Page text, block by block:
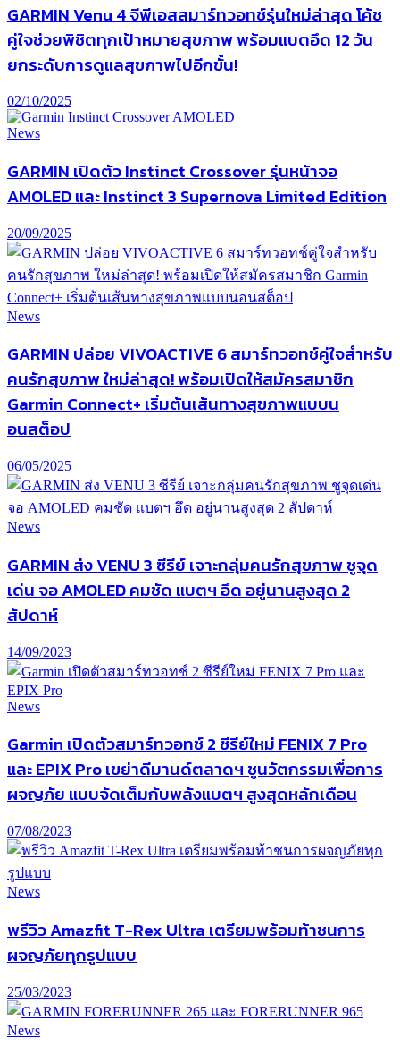
GARMIN Venu 4 จีพีเอสสมาร์ทวอทช์รุ่นใหม่ล่าสุด โค้ช
คู่ใจช่วยพิชิตทุกเป้าหมายสุขภาพ พร้อมแบตอึด 12 วัน
ยกระดับการดูแลสุขภาพไปอีกขั้น!
02/10/2025
News
GARMIN เปิดตัว Instinct Crossover รุ่นหน้าจอ
AMOLED และ Instinct 3 Supernova Limited Edition
20/09/2025
News
GARMIN ปล่อย VIVOACTIVE 6 สมาร์ทวอทช์คู่ใจสำหรับ
คนรักสุขภาพ ใหม่ล่าสุด! พร้อมเปิดให้สมัครสมาชิก
Garmin Connect+ เริ่มต้นเส้นทางสุขภาพแบบน
อนสต็อป
06/05/2025
News
GARMIN ส่ง VENU 3 ซีรีย์ เจาะกลุ่มคนรักสุขภาพ ชูจุด
เด่น จอ AMOLED คมชัด แบตฯ อึด อยู่นานสูงสุด 2
สัปดาห์
14/09/2023
News
Garmin เปิดตัวสมาร์ทวอทช์ 2 ซีรีย์ใหม่ FENIX 7 Pro
และ EPIX Pro เขย่าดีมานด์ตลาดฯ ชูนวัตกรรมเพื่อการ
ผจญภัย แบบจัดเต็มกับพลังแบตฯ สูงสุดหลักเดือน
07/08/2023
News
พรีวิว Amazfit T-Rex Ultra เตรียมพร้อมท้าชนการ
ผจญภัยทุกรูปแบบ
25/03/2023
News